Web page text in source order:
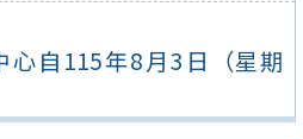
心自115年8月3日（星期